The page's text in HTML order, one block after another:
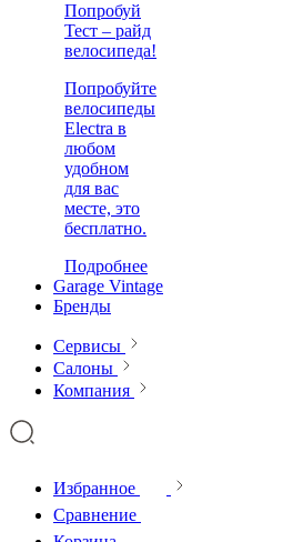
Попробуй
Тест – райд
велосипеда!
Попробуйте
велосипеды
Electra в
любом
удобном
для вас
месте, это
бесплатно.
Подробнее
Garage Vintage
Бренды
Сервисы
Салоны
Компания
Избранное
Сравнение